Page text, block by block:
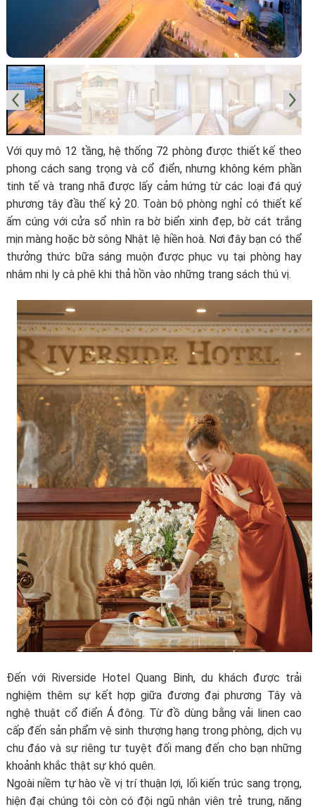
Với quy mô 12 tầng, hệ thống 72 phòng được thiết kế theo
phong cách sang trọng và cổ điển, nhưng không kém phần
tinh tế và trang nhã được lấy cảm hứng từ các loại đá quý
phương tây đầu thế kỷ 20. Toàn bộ phòng nghỉ có thiết kế
ấm cúng với cửa sổ nhìn ra bờ biển xinh đẹp, bờ cát trắng
mịn màng hoặc bờ sông Nhật lệ hiền hoà. Nơi đây bạn có thể
thưởng thức bữa sáng muộn được phục vụ tại phòng hay
nhâm nhi ly cà phê khi thả hồn vào những trang sách thú vị.
Đến với Riverside Hotel Quang Binh, du khách được trải
nghiệm thêm sự kết hợp giữa đương đại phương Tây và
nghệ thuật cổ điển Á đông. Từ đồ dùng bằng vải linen cao
cấp đến sản phẩm vệ sinh thượng hạng trong phòng, dịch vụ
chu đáo và sự riêng tư tuyệt đối mang đến cho bạn những
khoảnh khắc thật sự khó quên.
Ngoài niềm tự hào về vị trí thuận lợi, lối kiến trúc sang trọng,
hiện đại chúng tôi còn có đội ngũ nhân viên trẻ trung, năng